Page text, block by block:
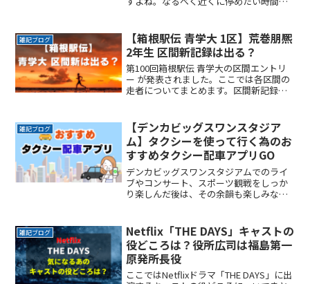
たい帰りは渋滞を避けてスムーズに帰り
たいここでは、京都市内のReadMore...
雑記ブログ
【箱根駅伝 青学大 1区】荒巻朋熈
2年生 区間新記録は出る？
第100回箱根駅伝 青学大の区間エントリ
ー が発表されました。ここでは各区間の
走者についてまとめます。区間新記録が
ー 発表‼️【応援拠点一覧】（往路19・復
路22ReadMore...
雑記ブログ
【デンカビッグスワンスタジア
ム】タクシーを使って行く為のお
すすめタクシー配車アプリGO
デンカビッグスワンスタジアムでのライ
ブやコンサート、スポーツ観戦をしっか
り楽しんだ後は、その余韻も楽しみなが
いところです。かといって混雑回避を理
由にイベントの途中で帰りReadMore...
雑記ブログ
Netflix「THE DAYS」キャストの
役どころは？役所広司は福島第一
原発所長役
ここではNetflixドラマ「THE DAYS」に出